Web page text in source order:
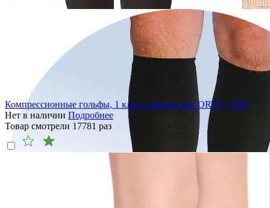
Компрессионные гольфы, 1 класс компрессии ORTO, 4314
Нет в наличии Подробнее
Товар смотрели 17781 раз